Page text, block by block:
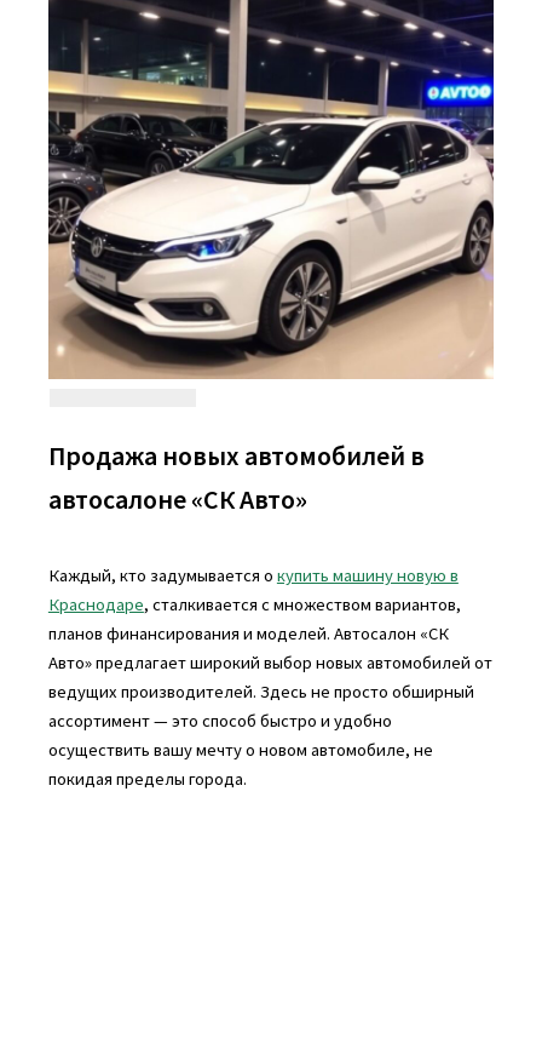
Продажа новых автомобилей в
автосалоне «СК Авто»
Каждый, кто задумывается о купить машину новую в
Краснодаре, сталкивается с множеством вариантов,
планов финансирования и моделей. Автосалон «СК
Авто» предлагает широкий выбор новых автомобилей от
ведущих производителей. Здесь не просто обширный
ассортимент — это способ быстро и удобно
осуществить вашу мечту о новом автомобиле, не
покидая пределы города.